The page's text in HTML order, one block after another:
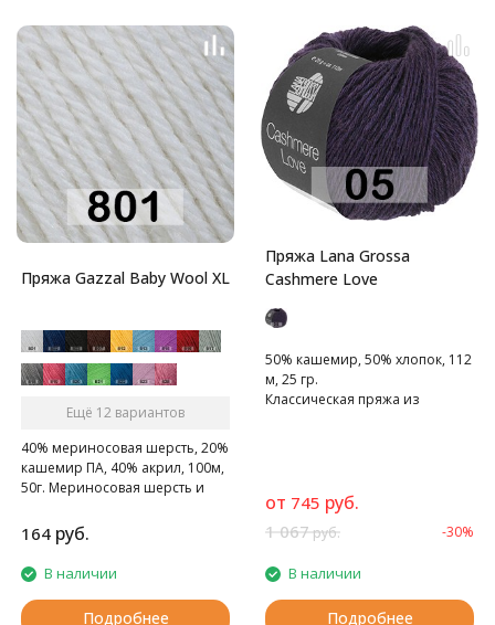
Пряжа Gazzal Baby Wool XL
Ещё 12 вариантов
40% мериносовая шерсть, 20%
кашемир ПА, 40% акрил, 100м,
50г. Мериносовая шерсть и
сочетание для пряжи на
осенне-зимний сезон!
164 руб.
В наличии
Подробнее
Пряжа Lana Grossa
Cashmere Love
50% кашемир, 50% хлопок, 112
м, 25 гр.
Классическая пряжа из
от 745 руб.
1 067руб. -30%
В наличии
Подробнее